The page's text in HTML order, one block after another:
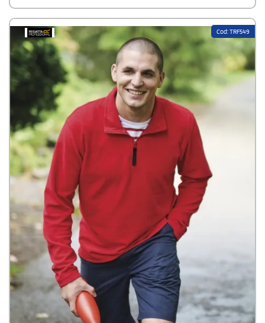
Cod: TRF549